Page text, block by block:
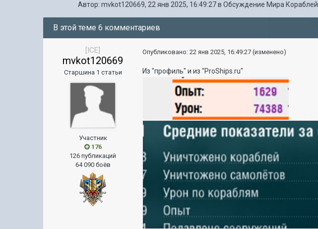
Автор:mvkot120669, 22 янв 2025, 16:49:27вОбсуждение Мира Кораблей
В этой теме 6 комментариев
[ICE]
mvkot120669
Старшина 1 статьи
Участник
176
126 публикаций
64 090 боёв
Опубликовано:22 янв 2025, 16:49:27 (изменено)
Из "профиль" и из "ProShips.ru"